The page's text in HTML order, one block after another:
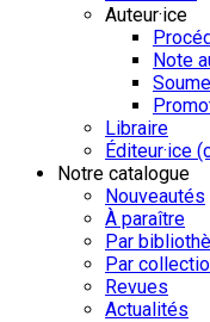
Auteur·ice
Note
Libraire
Éditeur·ice
Notre catalogue
Nouveautés
À paraître
Par
Par
Revues
Actualités